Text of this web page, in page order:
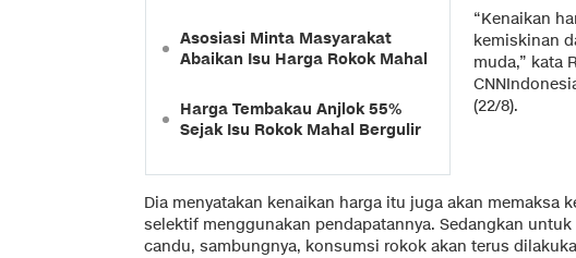
Asosiasi Minta Masyarakat
Abaikan Isu Harga Rokok Mahal
Harga Tembakau Anjlok 55%
Sejak Isu Rokok Mahal Bergulir
“Kenaikan
kemiskinan
muda,” kata
(22/8).
Dia menyatakan kenaikan harga itu juga akan memaksa
selektif menggunakan pendapatannya. Sedangkan
candu, sambungnya, konsumsi rokok akan terus